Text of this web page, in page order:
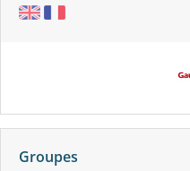
Groupes